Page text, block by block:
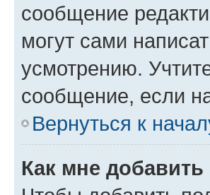
сообщение
могут сами
усмотрению.
сообщение, если
Вернуться к
Как мне